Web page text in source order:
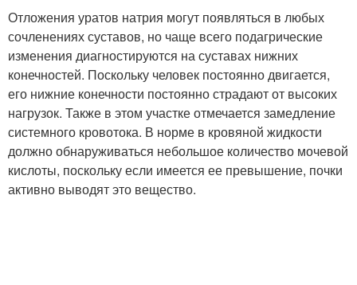
Отложения уратов натрия могут появляться в любых
сочленениях суставов, но чаще всего подагрические
изменения диагностируются на суставах нижних
конечностей. Поскольку человек постоянно двигается,
его нижние конечности постоянно страдают от высоких
нагрузок. Также в этом участке отмечается замедление
системного кровотока. В норме в кровяной жидкости
должно обнаруживаться небольшое количество мочевой
кислоты, поскольку если имеется ее превышение, почки
активно выводят это вещество.